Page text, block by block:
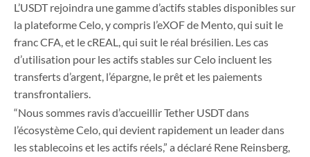
L’USDT rejoindra une gamme d’actifs stables disponibles sur
la plateforme Celo, y compris l’eXOF de Mento, qui suit le
franc CFA, et le cREAL, qui suit le réal brésilien. Les cas
d’utilisation pour les actifs stables sur Celo incluent les
transferts d’argent, l’épargne, le prêt et les paiements
transfrontaliers.
“Nous sommes ravis d’accueillir Tether USDT dans
l’écosystème Celo, qui devient rapidement un leader dans
les stablecoins et les actifs réels,” a déclaré Rene Reinsberg,